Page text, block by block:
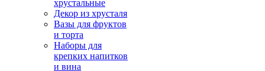
хрустальные
Декор из хрусталя
Вазы для фруктов
и торта
Наборы для
крепких напитков
и вина